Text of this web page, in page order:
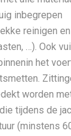
inbegrepen
reinigen
…). Ook
het
worden
tijdens de
(minstens